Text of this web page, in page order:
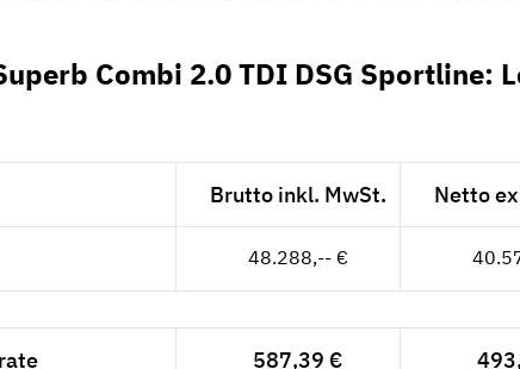
Combi 2.0 TDI DSG Sportline:
Brutto inkl. MwSt. Netto
48.288,-- €
587,39 €